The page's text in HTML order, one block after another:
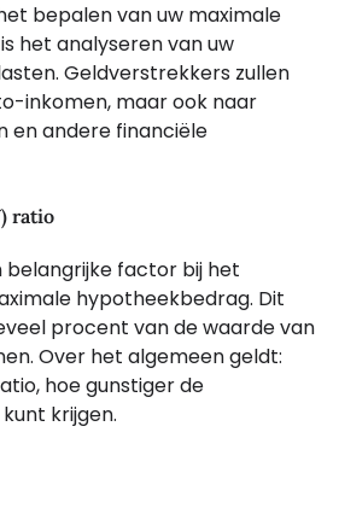
bepalen van uw maximale
het analyseren van uw
Geldverstrekkers zullen
inkomen, maar ook naar
en andere financiële
ratio
belangrijke factor bij het
hypotheekbedrag. Dit
procent van de waarde van
Over het algemeen geldt:
hoe gunstiger de
krijgen.